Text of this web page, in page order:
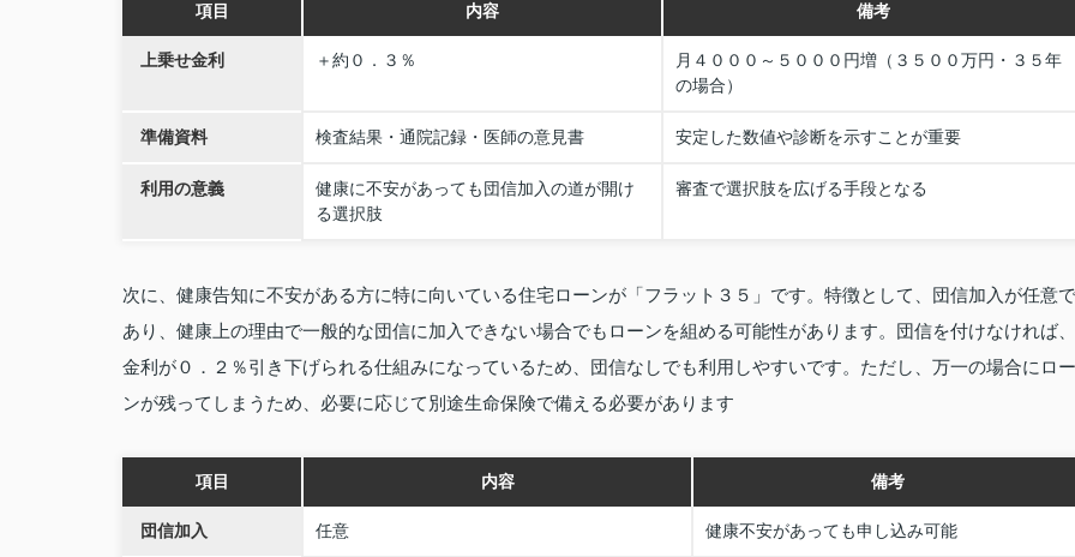
項目 内容 備考
上乗せ金利 ＋約０．３％
月４０００～５０００円増（３５００万円・３５年
の場合）
準備資料 検査結果・通院記録・医師の意見書 安定した数値や診断を示すことが重要
利用の意義
健康に不安があっても団信加入の道が開け
る選択肢
審査で選択肢を広げる手段となる
次に、健康告知に不安がある方に特に向いている住宅ローンが「フラット３５」です。特徴として、団信加入が任意で
あり、健康上の理由で一般的な団信に加入できない場合でもローンを組める可能性があります。団信を付けなければ、
金利が０．２％引き下げられる仕組みになっているため、団信なしでも利用しやすいです。ただし、万一の場合にロー
ンが残ってしまうため、必要に応じて別途生命保険で備える必要があります
項目 内容 備考
団信加入 任意 健康不安があっても申し込み可能